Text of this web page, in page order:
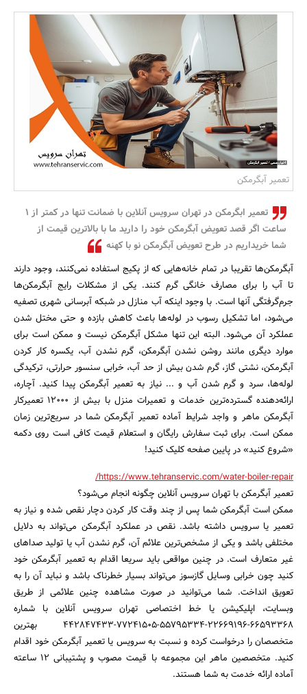
بانک، بیمه و سرمایه
مسکن و ساختمان
تعمیر آبگرمکن
تعمیر ابگرمکن در تهران سرویس آنلاین با ضمانت تنها در کمتر از 1
ساعت اگر قصد تعویض آبگرمکن خود را دارید ما با بالاترین قیمت از
شما خریداریم در طرح تعویض آبگرمکن نو با کهنه
آبگرمکن‌ها تقریبا در تمام خانه‌هایی که از پکیج استفاده نمی‌کنند، وجود دارند
تا آب را برای مصارف خانگی گرم کنند. یکی از مشکلات رایج آبگرمکن‌ها
جرم‌گرفتگی آنها است. با وجود اینکه آب منازل در شبکه آبرسانی شهری تصفیه
می‌شود، اما تشکیل رسوب در لوله‌ها باعث کاهش بازده و حتی مختل شدن
عملکرد آن می‌شود. البته این تنها مشکل آبگرمکن نیست و ممکن است برای
موارد دیگری مانند روشن نشدن آبگرمکن، گرم نشدن آب، یکسره کار کردن
آبگرمکن، نشتی گاز، گرم شدن بیش از حد آب، خرابی سنسور حرارتی، ترکیدگی
لوله‌ها، سرد و گرم شدن آب و ... نیاز به تعمیر آبگرمکن پیدا کنید. آچاره،
ارائه‌دهنده گسترده‌ترین خدمات و تعمیرات منزل با بیش از ۱۲۰۰۰ تعمیرکار
آبگرمکن ماهر و واجد شرایط آماده تعمیر آبگرمکن شما در سریع‌ترین زمان
ممکن است. برای ثبت سفارش رایگان و استعلام قیمت کافی است روی دکمه
«شروع کنید» در پایین صفحه کلیک کنید!
https://www.tehranservic.com/water-boiler-repair/
تعمیر آبگرمکن با تهران سرویس آنلاین چگونه انجام می‌شود؟
ممکن است آبگرمکن شما پس از چند وقت کار کردن دچار نقص شده و نیاز به
تعمیر یا سرویس داشته باشد. نقص در عملکرد آبگرمکن می‌تواند به دلایل
مختلفی باشد و یکی از مشخص‌ترین علائم آن، گرم نشدن آب یا تولید صداهای
غیر متعارف است. در چنین مواقعی باید سریعا اقدام به تعمیر آبگرمکن خود
کنید چون خرابی وسایل گازسوز می‌تواند بسیار خطرناک باشد و نباید آن را به
تعویق انداخت. شما می‌توانید در صورت مشاهده چنین علائمی از طریق
وبسایت، اپلیکیشن یا خط اختصاصی تهران سرویس آنلاین با شماره
66593368-22669196-55795334-77241505-442847433 بهترین
متخصصان را درخواست کرده و نسبت به سرویس یا تعمیر آبگرمکن خود اقدام
کنید. متخصصین ماهر این مجموعه با قیمت مصوب و پشتیبانی 12 ساعته
آماده ارائه خدمت به شما هستند.